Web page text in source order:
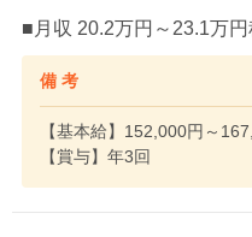
■月収 20.2万円～23.1万
備 考
【基本給】152,000円～
【賞与】年3回